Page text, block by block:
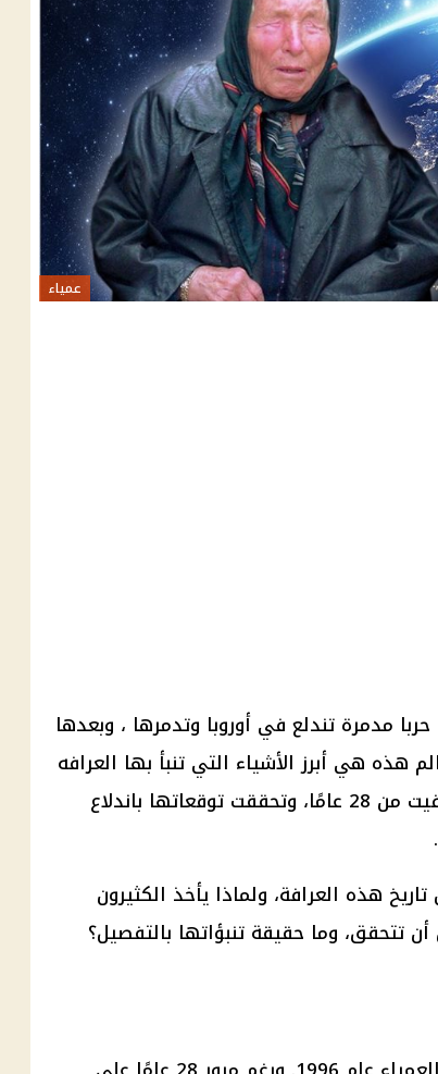
عمياء
حيث سنشهد حربا مدمرة تندلع في أوروبا وتدمرها ، وبعدها
هذه هي أبرز الأشياء التي تنبأ بها العرافه
البلغارية العمياء بابا فانجا التي توفيت من 28 عامًا، وتحققت توقعاتها باندلاع
هذه العرافة، ولماذا يأخذ الكثيرون
تتحقق، وما حقيقة تنبؤاتها بالتفصيل؟